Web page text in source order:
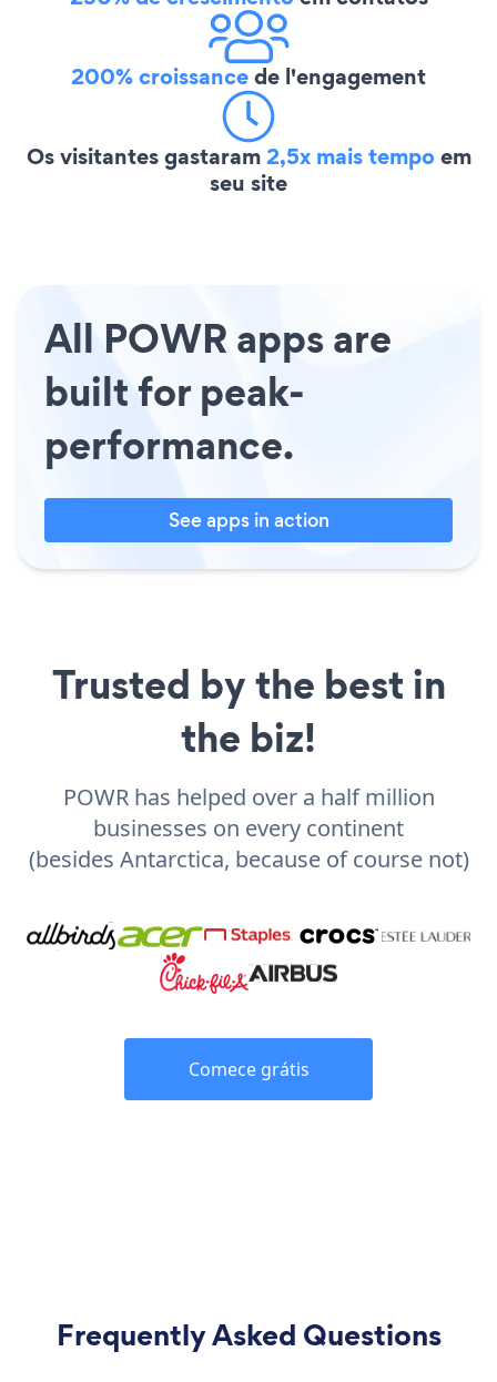
200% croissancede l'engagement
Os visitantes gastaram2,5x mais tempoem
seu site
All POWR apps are
built for peak-
performance.
See apps in action
Trusted by the best in
the biz!
POWR has helped over a half million
businesses on every continent
(besides Antarctica, because of course not)
Comece grátis
Frequently Asked Questions